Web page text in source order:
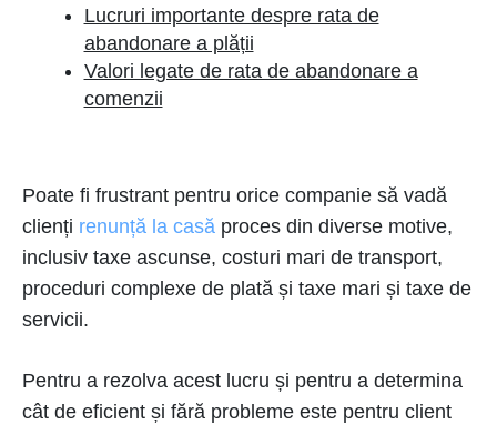
Lucruri importante despre rata de
abandonare a plății
Valori legate de rata de abandonare a
comenzii
Poate fi frustrant pentru orice companie să vadă
clienți renunță la casă proces din diverse motive,
inclusiv taxe ascunse, costuri mari de transport,
proceduri complexe de plată și taxe mari și taxe de
servicii.
Pentru a rezolva acest lucru și pentru a determina
cât de eficient și fără probleme este pentru client